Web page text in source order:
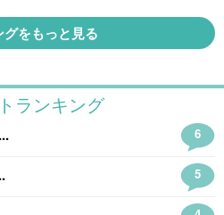
グをもっと見る